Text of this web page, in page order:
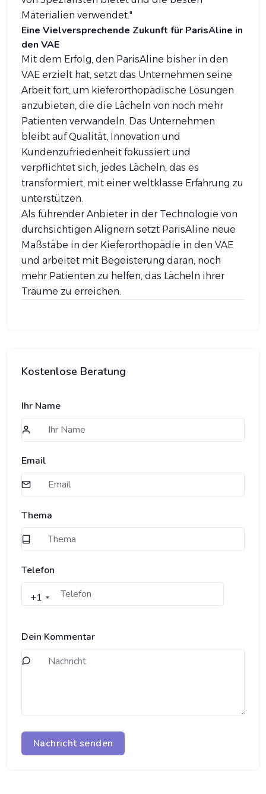
Materialien verwendet."
Eine Vielversprechende Zukunft für ParisAline in
den VAE
Mit dem Erfolg, den ParisAline bisher in den
VAE erzielt hat, setzt das Unternehmen seine
Arbeit fort, um kieferorthopädische Lösungen
anzubieten, die die Lächeln von noch mehr
Patienten verwandeln. Das Unternehmen
bleibt auf Qualität, Innovation und
Kundenzufriedenheit fokussiert und
verpflichtet sich, jedes Lächeln, das es
transformiert, mit einer weltklasse Erfahrung zu
unterstützen.
Als führender Anbieter in der Technologie von
durchsichtigen Alignern setzt ParisAline neue
Maßstäbe in der Kieferorthopädie in den VAE
und arbeitet mit Begeisterung daran, noch
mehr Patienten zu helfen, das Lächeln ihrer
Träume zu erreichen.
Kostenlose Beratung
Ihr Name
Email
Thema
Telefon
+1
Dein Kommentar
Nachricht senden